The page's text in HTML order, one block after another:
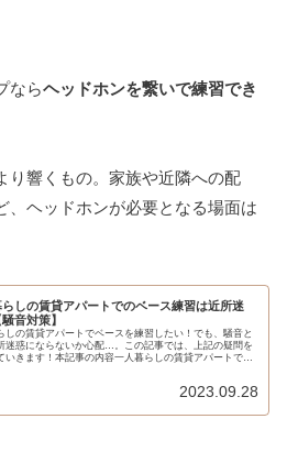
ならヘッドホンを繋いで練習でき
り響くもの。家族や近隣への配
、ヘッドホンが必要となる場面は
しの賃貸アパートでのベース練習は近所迷
音対策】
しの賃貸アパートでベースを練習したい！でも、騒音と
迷惑にならないか心配…。この記事では、上記の疑問を
いきます！本記事の内容一人暮らしの賃貸アパートでの
2023.09.28